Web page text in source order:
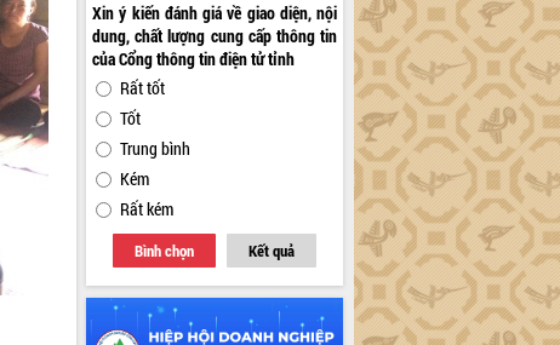
Xin ý kiến đánh giá về giao diện, nội
dung, chất lượng cung cấp thông tin
của Cổng thông tin điện tử tỉnh
Rất tốt
Tốt
Trung bình
Kém
Rất kém
Bình chọn Kết quả